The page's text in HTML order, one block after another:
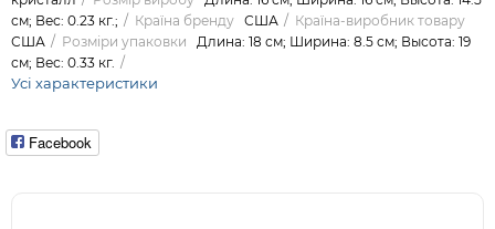
см; Вес: 0.23 кг.;
Країна бренду США
Країна-виробник товару
США
Розміри упаковки
Длина: 18 см; Ширина: 8.5 см; Высота: 19
см; Вес: 0.33 кг.
Усі характеристики
Facebook